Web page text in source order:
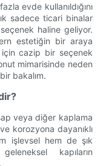
evde kullanıldığını
sadece ticari binalar
haline geliyor.
estetiğin bir araya
için cazip bir seçenek
mimarisinde neden
bakalım.
veya diğer kaplama
korozyona dayanıklı
işlevsel hem de şık
kapıların